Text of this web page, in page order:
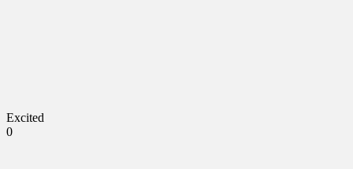
Excited
0